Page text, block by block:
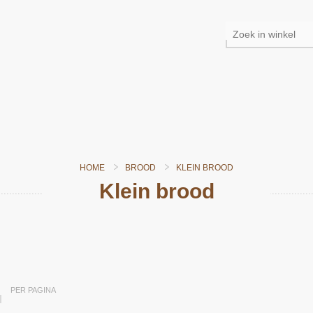
HOME BROOD KLEIN BROOD
Klein brood
PER PAGINASnel bekijken